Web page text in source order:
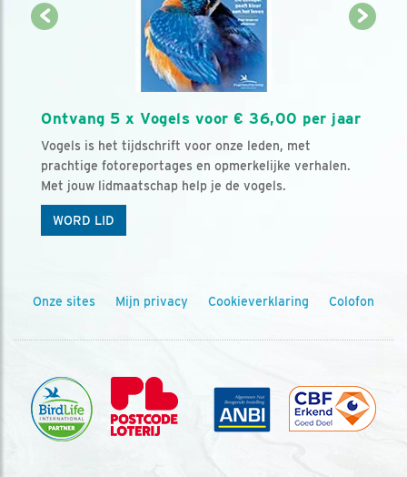
Ontvang 5 x Vogels voor € 36,00 per jaar
Vogels is het tijdschrift voor onze leden, met
prachtige fotoreportages en opmerkelijke verhalen.
Met jouw lidmaatschap help je de vogels.
WORD LID
Onze sites Mijn privacy Cookieverklaring Colofon